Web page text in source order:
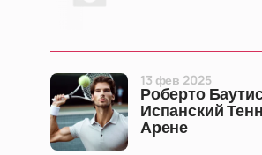
Роберто
Испанский
Арене
13 фев 2025